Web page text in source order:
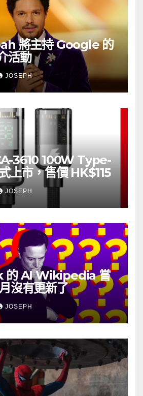
將主持 Google 的
活動
JOSEPH
3610 100W Type-
上市，售價 HK$115
JOSEPH
的 AI Wikipedia 嘗
沒有更新了
JOSEPH